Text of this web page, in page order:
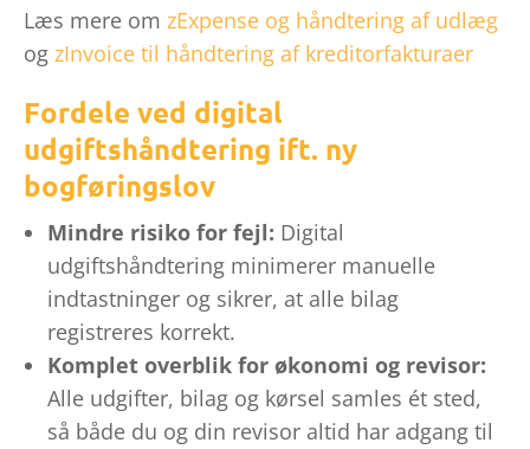
Læs mere om zExpense og håndtering af udlæg
og zInvoice til håndtering af kreditorfakturaer
Fordele ved digital
udgiftshåndtering ift. ny
bogføringslov
Mindre risiko for fejl: Digital
udgiftshåndtering minimerer manuelle
indtastninger og sikrer, at alle bilag
registreres korrekt.
Komplet overblik for økonomi og revisor:
Alle udgifter, bilag og kørsel samles ét sted,
så både du og din revisor altid har adgang til